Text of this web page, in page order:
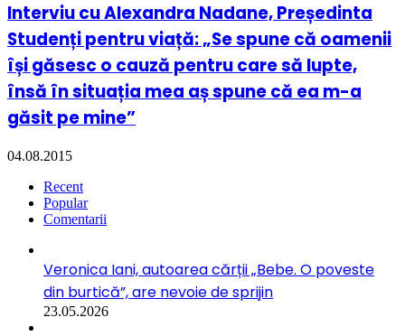
Interviu cu Alexandra Nadane, Președinta
Studenți pentru viață: „Se spune că oamenii
își găsesc o cauză pentru care să lupte,
însă în situația mea aș spune că ea m-a
găsit pe mine”
04.08.2015
Recent
Popular
Comentarii
Veronica Iani, autoarea cărții „Bebe. O poveste
din burtică”, are nevoie de sprijin
23.05.2026